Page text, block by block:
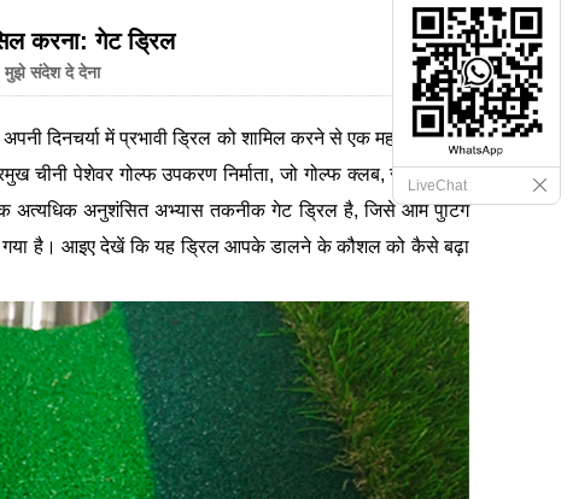
करना: गेट ड्रिल
मुझे संदेश दे देना
दिनचर्या में प्रभावी ड्रिल को शामिल करने से एक महत्वपूर्ण अंतर
चीनी पेशेवर गोल्फ उपकरण निर्माता, जो गोल्फ क्लब, सामान, और
अत्यधिक अनुशंसित अभ्यास तकनीक गेट ड्रिल है, जिसे आम पुटिंग
गया है। आइए देखें कि यह ड्रिल आपके डालने के कौशल को कैसे बढ़ा
LiveChat